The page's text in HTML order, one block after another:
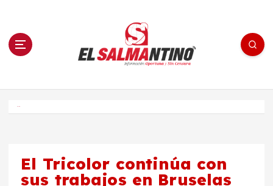
n El Salmantino - medios/noticias/editorial
El Tricolor continúa con
sus trabajos en Bruselas